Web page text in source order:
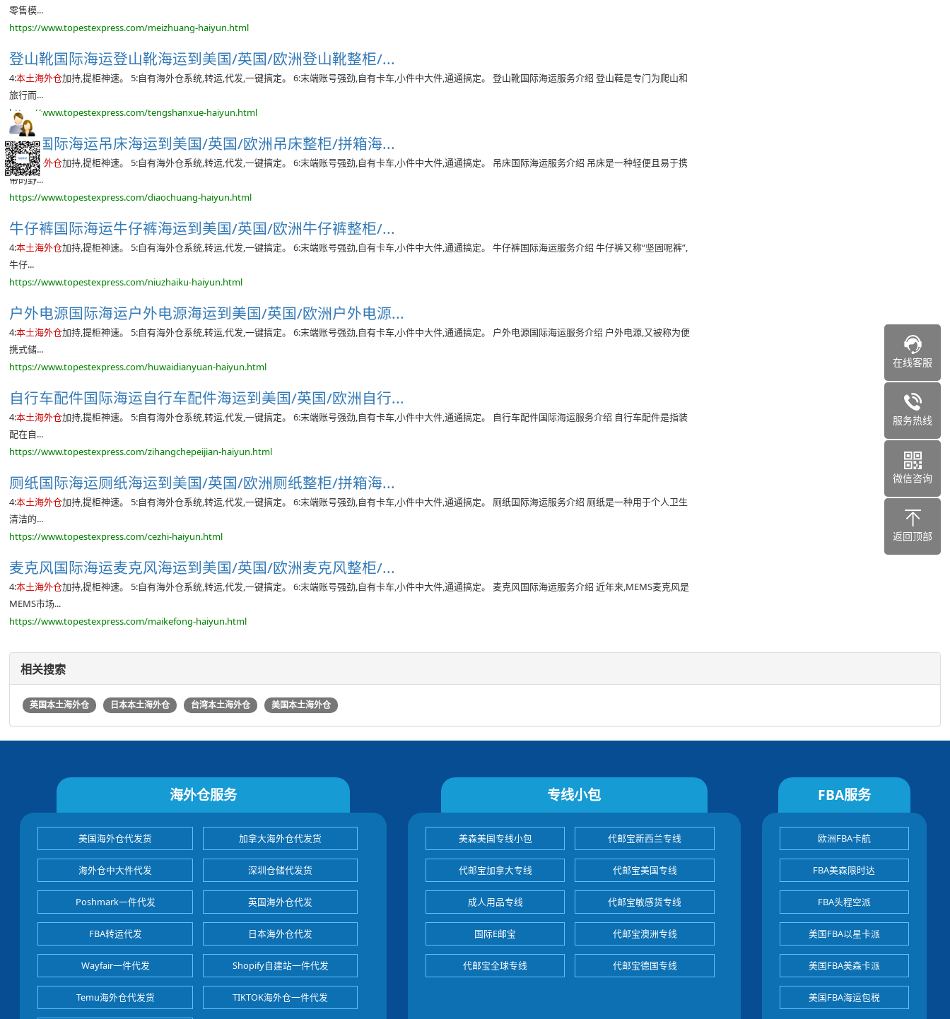
零售模...
https://www.topestexpress.com/meizhuang-haiyun.html
登山靴国际海运登山靴海运到美国/英国/欧洲登山靴整柜/...
4:本土海外仓加持,提柜神速。 5:自有海外仓系统,转运,代发,一键搞定。 6:末端账号强劲,自有卡车,小件中大件,通通搞定。 登山靴国际海运服务介绍 登山鞋是专门为爬山和
旅行而...
https://www.topestexpress.com/tengshanxue-haiyun.html
吊床国际海运吊床海运到美国/英国/欧洲吊床整柜/拼箱海...
4:本土海外仓加持,提柜神速。 5:自有海外仓系统,转运,代发,一键搞定。 6:末端账号强劲,自有卡车,小件中大件,通通搞定。 吊床国际海运服务介绍 吊床是一种轻便且易于携
带的野...
https://www.topestexpress.com/diaochuang-haiyun.html
牛仔裤国际海运牛仔裤海运到美国/英国/欧洲牛仔裤整柜/...
4:本土海外仓加持,提柜神速。 5:自有海外仓系统,转运,代发,一键搞定。 6:末端账号强劲,自有卡车,小件中大件,通通搞定。 牛仔裤国际海运服务介绍 牛仔裤又称“坚固呢裤”,
牛仔...
https://www.topestexpress.com/niuzhaiku-haiyun.html
户外电源国际海运户外电源海运到美国/英国/欧洲户外电源...
4:本土海外仓加持,提柜神速。 5:自有海外仓系统,转运,代发,一键搞定。 6:末端账号强劲,自有卡车,小件中大件,通通搞定。 户外电源国际海运服务介绍 户外电源,又被称为便
携式储...
https://www.topestexpress.com/huwaidianyuan-haiyun.html
自行车配件国际海运自行车配件海运到美国/英国/欧洲自行...
4:本土海外仓加持,提柜神速。 5:自有海外仓系统,转运,代发,一键搞定。 6:末端账号强劲,自有卡车,小件中大件,通通搞定。 自行车配件国际海运服务介绍 自行车配件是指装
配在自...
https://www.topestexpress.com/zihangchepeijian-haiyun.html
厕纸国际海运厕纸海运到美国/英国/欧洲厕纸整柜/拼箱海...
4:本土海外仓加持,提柜神速。 5:自有海外仓系统,转运,代发,一键搞定。 6:末端账号强劲,自有卡车,小件中大件,通通搞定。 厕纸国际海运服务介绍 厕纸是一种用于个人卫生
清洁的...
https://www.topestexpress.com/cezhi-haiyun.html
麦克风国际海运麦克风海运到美国/英国/欧洲麦克风整柜/...
4:本土海外仓加持,提柜神速。 5:自有海外仓系统,转运,代发,一键搞定。 6:末端账号强劲,自有卡车,小件中大件,通通搞定。 麦克风国际海运服务介绍 近年来,MEMS麦克风是
MEMS市场...
https://www.topestexpress.com/maikefong-haiyun.html
相关搜索
英国本土海外仓 日本本土海外仓 台湾本土海外仓 美国本土海外仓
海外仓服务
美国海外仓代发货 加拿大海外仓代发货
海外仓中大件代发 深圳仓储代发货
Poshmark一件代发 英国海外仓代发
FBA转运代发 日本海外仓代发
Wayfair一件代发 Shopify自建站一件代发
Temu海外仓代发货 TIKTOK海外仓一件代发
专线小包
美森美国专线小包 代邮宝新西兰专线
代邮宝加拿大专线 代邮宝美国专线
成人用品专线 代邮宝敏感货专线
国际E邮宝 代邮宝澳洲专线
代邮宝全球专线 代邮宝德国专线
FBA服务
欧洲FBA卡航
FBA美森限时达
FBA头程空派
美国FBA以星卡派
美国FBA美森卡派
美国FBA海运包税
在线客服
服务热线
微信咨询
返回顶部